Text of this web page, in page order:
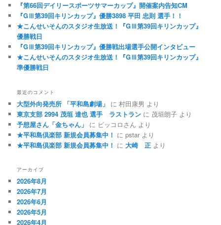
『第66回デイリースポーツサマーカップ』開催案内告知CM
『GⅢ第39回キリンカップ』優勝3898 平田 忠則 選手！！
★こんせいそんのスタジオ生放送！『GⅢ第39回キリンカップ』
優勝戦日
『GⅢ第39回キリンカップ』優勝戦出場選手公開インタビュー
★こんせいそんのスタジオ生放送！『GⅢ第39回キリンカップ』
準優勝戦日
最近のコメント
大型外向発売所 「平和島劇場」 に村田康男 より
東京支部 2994 茂垣 達也 選手 ラストラン に 茂垣朗子 より
予想屋さん「金ちゃん」
に ピッコロさん より
★平和島倶楽部 新規会員募集中！ にpstar より
★平和島倶楽部 新規会員募集中！ に大崎 正 より
アーカイブ
2026年8月
2026年7月
2026年6月
2026年5月
2026年4月